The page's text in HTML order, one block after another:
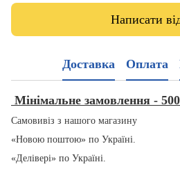
Написати
Доставка Оплата
Мінімальне замовлення -
Самовивіз з нашого магазину
«Новою поштою» по Україні.
«Делівері» по Україні.